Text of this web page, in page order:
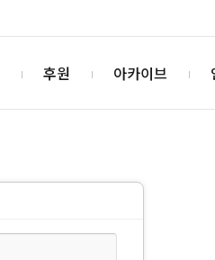
후원 아카이브